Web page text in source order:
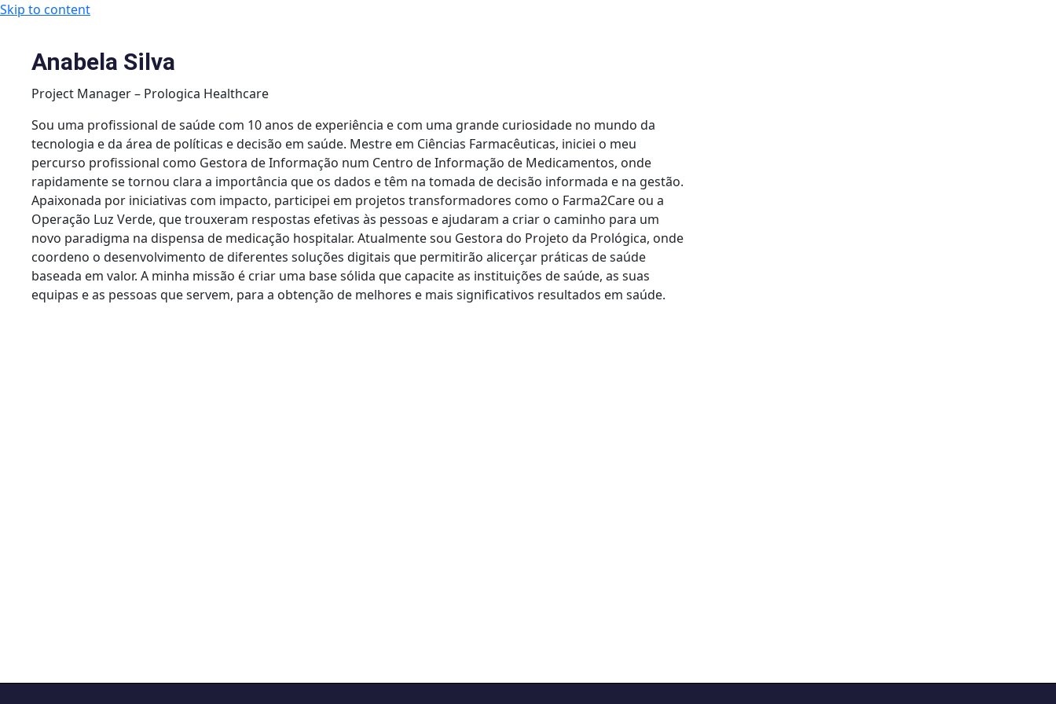
Skip to content
Anabela Silva
Project Manager – Prologica Healthcare
Sou uma profissional de saúde com 10 anos de experiência e com uma grande curiosidade no mundo da
tecnologia e da área de políticas e decisão em saúde. Mestre em Ciências Farmacêuticas, iniciei o meu
percurso profissional como Gestora de Informação num Centro de Informação de Medicamentos, onde
rapidamente se tornou clara a importância que os dados e têm na tomada de decisão informada e na gestão.
Apaixonada por iniciativas com impacto, participei em projetos transformadores como o Farma2Care ou a
Operação Luz Verde, que trouxeram respostas efetivas às pessoas e ajudaram a criar o caminho para um
novo paradigma na dispensa de medicação hospitalar. Atualmente sou Gestora do Projeto da Prológica, onde
coordeno o desenvolvimento de diferentes soluções digitais que permitirão alicerçar práticas de saúde
baseada em valor. A minha missão é criar uma base sólida que capacite as instituições de saúde, as suas
equipas e as pessoas que servem, para a obtenção de melhores e mais significativos resultados em saúde.